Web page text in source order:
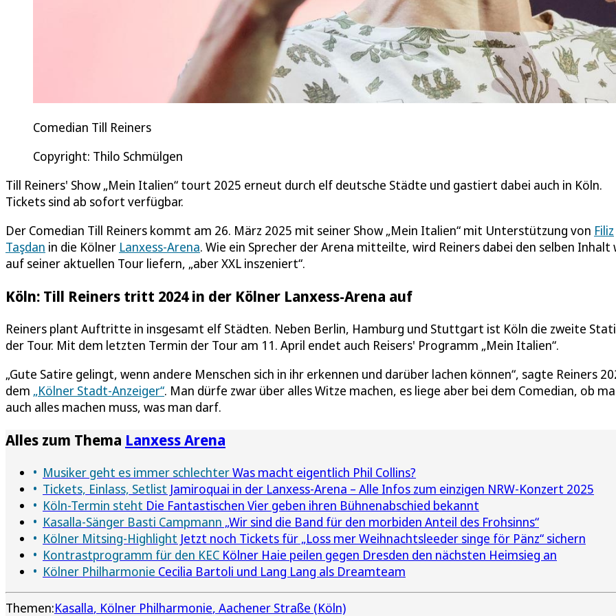
Comedian Till Reiners
Copyright: Thilo Schmülgen
Till Reiners' Show „Mein Italien“ tourt 2025 erneut durch elf deutsche Städte und gastiert dabei auch in Köln.
Tickets sind ab sofort verfügbar.
Der Comedian Till Reiners kommt am 26. März 2025 mit seiner Show „Mein Italien“ mit Unterstützung von Filiz
Taşdan in die Kölner Lanxess-Arena. Wie ein Sprecher der Arena mitteilte, wird Reiners dabei den selben Inhalt
auf seiner aktuellen Tour liefern, „aber XXL inszeniert“.
Köln: Till Reiners tritt 2024 in der Kölner Lanxess-Arena auf
Reiners plant Auftritte in insgesamt elf Städten. Neben Berlin, Hamburg und Stuttgart ist Köln die zweite
der Tour. Mit dem letzten Termin der Tour am 11. April endet auch Reisers' Programm „Mein Italien“.
„Gute Satire gelingt, wenn andere Menschen sich in ihr erkennen und darüber lachen können“, sagte Reiners
dem „Kölner Stadt-Anzeiger“. Man dürfe zwar über alles Witze machen, es liege aber bei dem Comedian, ob
auch alles machen muss, was man darf.
Alles zum Thema Lanxess Arena
Musiker geht es immer schlechterWas macht eigentlich Phil Collins?
Tickets, Einlass, Setlist Jamiroquai in der Lanxess-Arena – Alle Infos zum einzigen NRW-Konzert 2025
Köln-Termin steht Die Fantastischen Vier geben ihren Bühnenabschied bekannt
Kasalla-Sänger Basti Campmann „Wir sind die Band für den morbiden Anteil des Frohsinns“
Kölner Mitsing-Highlight Jetzt noch Tickets für „Loss mer Weihnachtsleeder singe för Pänz“ sichern
Kontrastprogramm für den KEC Kölner Haie peilen gegen Dresden den nächsten Heimsieg an
Kölner Philharmonie Cecilia Bartoli und Lang Lang als Dreamteam
Themen:Kasalla Kölner Philharmonie Aachener Straße (Köln)